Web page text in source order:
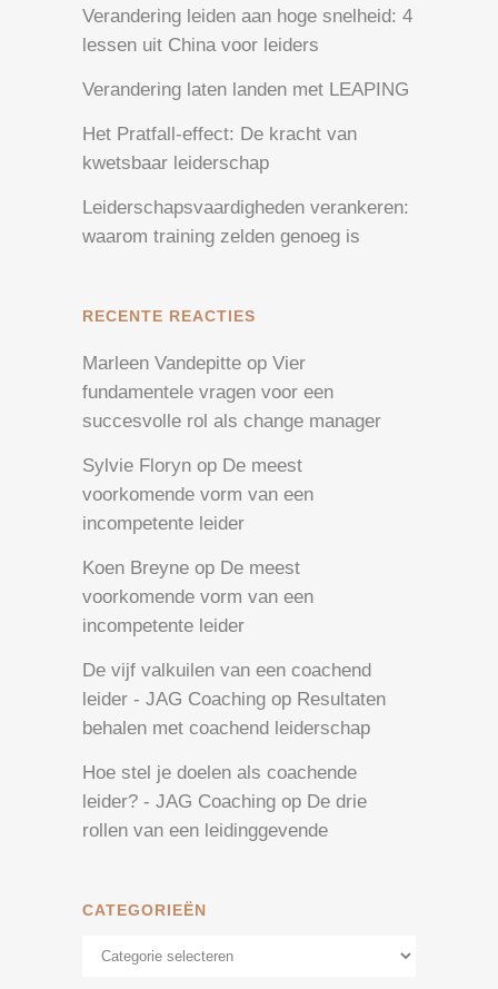
Verandering leiden aan hoge snelheid: 4
lessen uit China voor leiders
Verandering laten landen met LEAPING
Het Pratfall-effect: De kracht van
kwetsbaar leiderschap
Leiderschapsvaardigheden verankeren:
waarom training zelden genoeg is
RECENTE REACTIES
Marleen Vandepitte op Vier
fundamentele vragen voor een
succesvolle rol als change manager
Sylvie Floryn op De meest
voorkomende vorm van een
incompetente leider
Koen Breyne op De meest
voorkomende vorm van een
incompetente leider
De vijf valkuilen van een coachend
leider - JAG Coaching op Resultaten
behalen met coachend leiderschap
Hoe stel je doelen als coachende
leider? - JAG Coaching op De drie
rollen van een leidinggevende
CATEGORIEËN
Categorieën